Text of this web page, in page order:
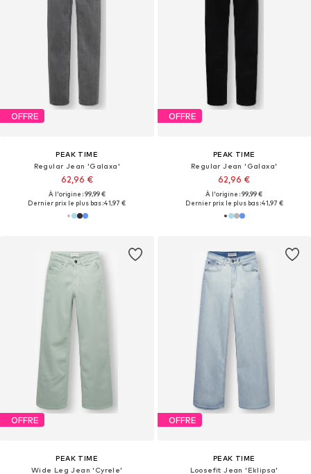
OFFRE
PEAK TIME
Regular Jean 'Galaxa'
62,96 €
À l'origine : 99,99 €
Dernier prix le plus bas :41,97 €
OFFRE
PEAK TIME
Regular Jean 'Galaxa'
62,96 €
À l'origine : 99,99 €
Dernier prix le plus bas :41,97 €
OFFRE
PEAK TIME
Wide Leg Jean 'Cyrele'
OFFRE
PEAK TIME
Loosefit Jean 'Eklipsa'